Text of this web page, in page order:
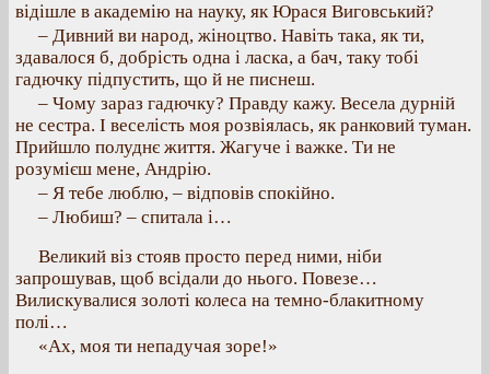
відішле в академію на науку, як Юрася Виговський?
– Дивний ви народ, жіноцтво. Навіть така, як ти,
здавалося б, добрість одна і ласка, а бач, таку тобі
гадючку підпустить, що й не писнеш.
– Чому зараз гадючку? Правду кажу. Весела дурній
не сестра. І веселість моя розвіялась, як ранковий туман.
Прийшло полуднє життя. Жагуче і важке. Ти не
розумієш мене, Андрію.
– Я тебе люблю, – відповів спокійно.
– Любиш? – спитала і…
Великий віз стояв просто перед ними, ніби
запрошував, щоб всідали до нього. Повезе…
Вилискувалися золоті колеса на темно-блакитному
полі…
«Ах, моя ти непадучая зоре!»